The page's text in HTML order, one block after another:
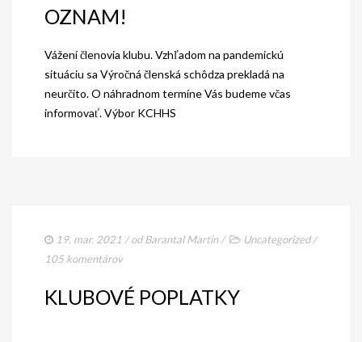
OZNAM!
Vážení členovia klubu. Vzhľadom na pandemickú
situáciu sa Výročná členská schôdza prekladá na
neurčito. O náhradnom termíne Vás budeme včas
informovať. Výbor KCHHS
19. mar. 2021 / odBarantal Martin/ Uncategorized/
105 komentárov
KLUBOVÉ POPLATKY